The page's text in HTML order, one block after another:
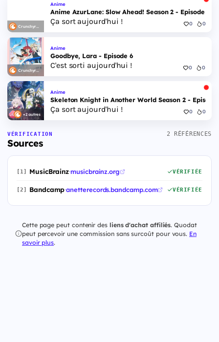
Crunchyroll
Anime
Anime AzurLane: Slow Ahead! Season 2 - Episode 6
Ça sort aujourd'hui ! 0 0
Crunchyroll
Anime
Goodbye, Lara - Episode 6
C'est sorti aujourd'hui ! 0 0
+2 autres
Anime
Skeleton Knight in Another World Season 2 - Episode
Ça sort aujourd'hui ! 0 0
VÉRIFICATION
Sources
2 RÉFÉRENCES
[1] MusicBrainz·musicbrainz.org VÉRIFIÉE
[2] Bandcamp·anetterecords.bandcamp.com VÉRIFIÉE
Cette page peut contenir des liens d'achat affiliés. Quodat
peut percevoir une commission sans surcoût pour vous. En
savoir plus.